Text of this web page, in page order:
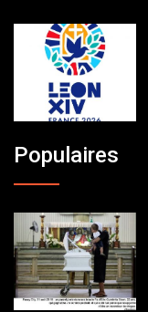
Populaires